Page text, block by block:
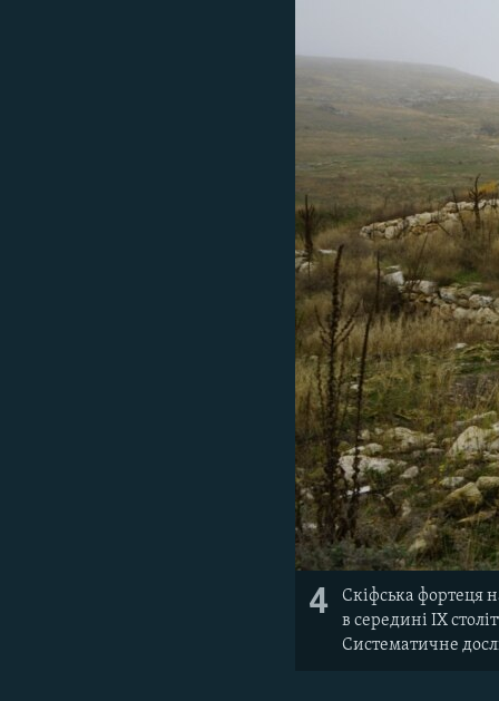
4
Скіфська фортеця
в середині IX
Систематичне